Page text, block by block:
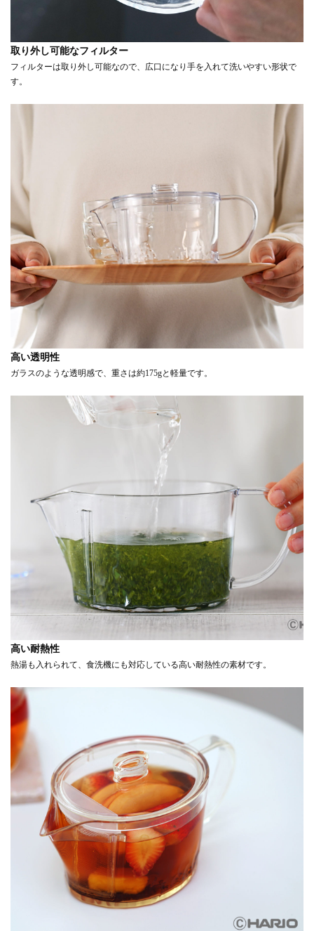
取り外し可能なフィルター
フィルターは取り外し可能なので、広口になり手を入れて洗いやすい形状で
す。
高い透明性
ガラスのような透明感で、重さは約175gと軽量です。
高い耐熱性
熱湯も入れられて、食洗機にも対応している高い耐熱性の素材です。